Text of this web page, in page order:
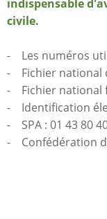
indispensable
civile.
- Les numéros
- Fichier national
- Fichier national
- Identification
- SPA : 01 43 80
- Confédération